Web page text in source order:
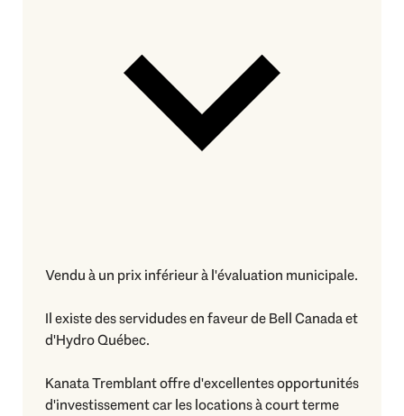
Vendu à un prix inférieur à l'évaluation municipale.
Il existe des servidudes en faveur de Bell Canada et
d'Hydro Québec.
Kanata Tremblant offre d'excellentes opportunités
d'investissement car les locations à court terme